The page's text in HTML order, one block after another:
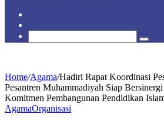
Home/Agama/Hadiri Rapat Koordinasi
Pesantren Muhammadiyah Siap
Komitmen Pembangunan Pendidikan
AgamaOrganisasi